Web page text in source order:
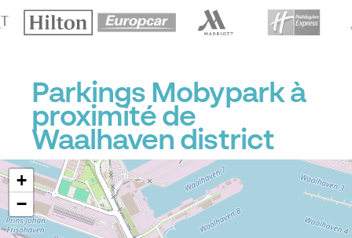
Parkings Mobypark à
proximité de
Waalhaven district
+
−